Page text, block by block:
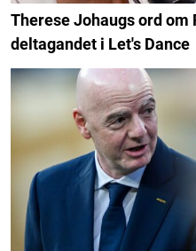
Therese Johaugs ord om
deltagandet i Let's Dance